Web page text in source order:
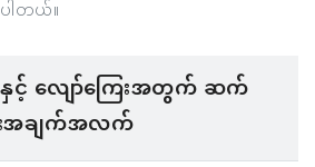
တယ်။
နှင့် လျော်ကြေးအတွက် ဆက်
အချက်အလက်